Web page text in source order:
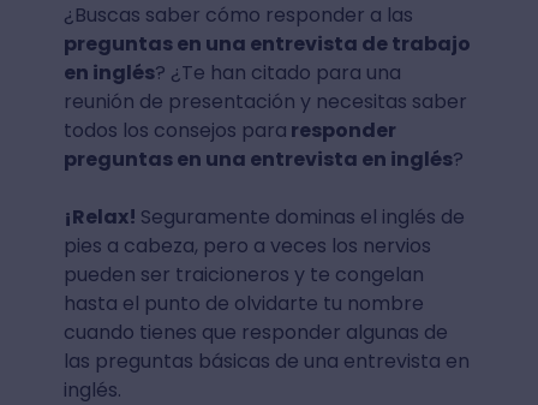
¿Buscas saber cómo responder a las
preguntas en una entrevista de trabajo
en inglés? ¿Te han citado para una
reunión de presentación y necesitas saber
todos los consejos para responder
preguntas en una entrevista en inglés?
¡Relax! Seguramente dominas el inglés de
pies a cabeza, pero a veces los nervios
pueden ser traicioneros y te congelan
hasta el punto de olvidarte tu nombre
cuando tienes que responder algunas de
las preguntas básicas de una entrevista en
inglés.